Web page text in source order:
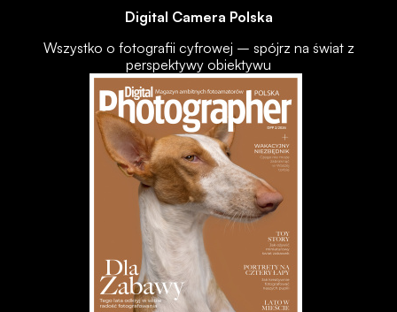
Digital Camera Polska
Wszystko o fotografii cyfrowej – spójrz na świat z
perspektywy obiektywu